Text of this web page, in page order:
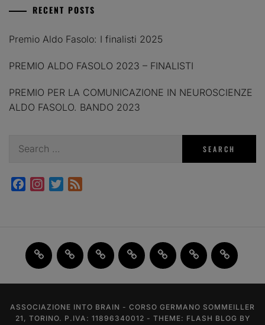
RECENT POSTS
Premio Aldo Fasolo: I finalisti 2025
PREMIO ALDO FASOLO 2023 – FINALISTI
PREMIO PER LA COMUNICAZIONE IN NEUROSCIENZE
ALDO FASOLO. BANDO 2023
for:
FacebookInstagram
Twitter
Home JAM
FI(na)LMENTE
2.0
Past
Events
About
us
Contact
us
ASSOCIAZIONE INTO BRAIN - CORSO GERMANO SOMMEILLER
21, TORINO. P.IVA: 11896340012 - THEME: FLASH BLOG BY